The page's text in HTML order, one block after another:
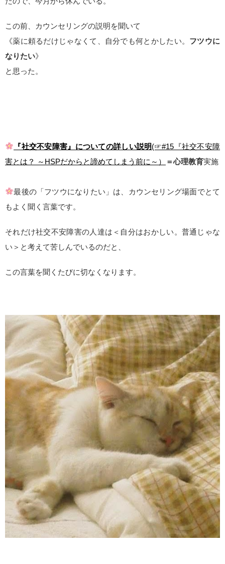
この前、カウンセリングの説明を聞いて
《薬に頼るだけじゃなくて、自分でも何とかしたい。 フツウに
なりたい》
と思った。
『社交不安障害』についての詳しい説明(☞#15『社交不安障
害とは？ ～HSPだからと諦めてしまう前に～）
＝心理教育実施
最後の「フツウになりたい」は、カウンセリング場面でとて
もよく聞く言葉です。
それだけ社交不安障害の人達は＜自分はおかしい。普通じゃな
い＞と考えて苦しんでいるのだと、
この言葉を聞くたびに切なくなります。